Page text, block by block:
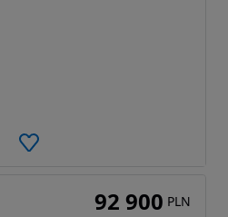
92 900 PLN